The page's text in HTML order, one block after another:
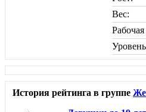
Вес:
История рейтинга в группе